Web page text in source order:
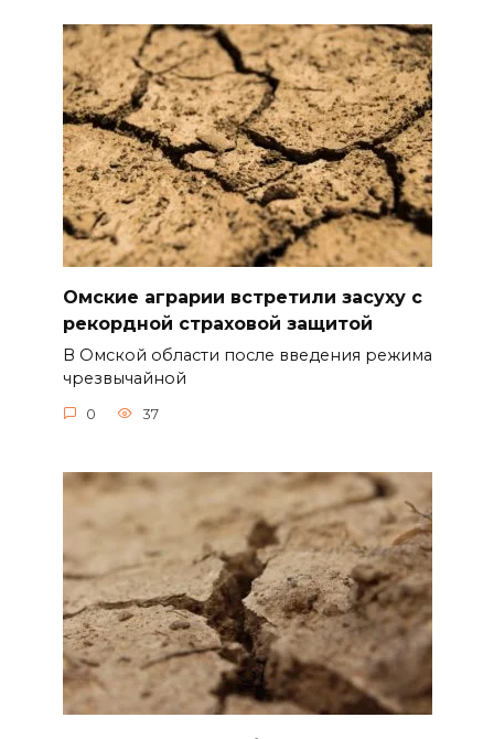
Омские аграрии встретили засуху с
рекордной страховой защитой
В Омской области после введения режима
чрезвычайной
0 37